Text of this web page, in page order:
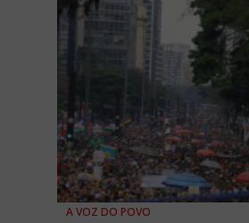
A VOZ DO POVO